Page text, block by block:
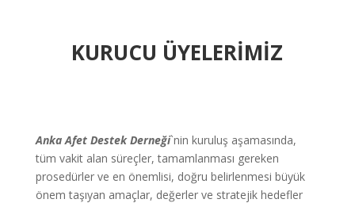
KURUCU ÜYELERİMİZ
Anka Afet Destek Derneği`nin kuruluş aşamasında,
tüm vakit alan süreçler, tamamlanması gereken
prosedürler ve en önemlisi, doğru belirlenmesi büyük
önem taşıyan amaçlar, değerler ve stratejik hedefler